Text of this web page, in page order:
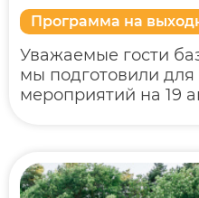
Программа на
Уважаемые гости
мы подготовили
мероприятий на 19